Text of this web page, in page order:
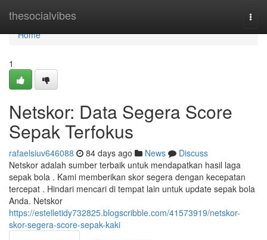
thesocialvibes
Home
Home
1
Netskor: Data Segera Score
Sepak Terfokus
rafaelsiuv646088 84 days ago News
Discuss
Netskor adalah sumber terbaik untuk mendapatkan hasil laga
sepak bola . Kami memberikan skor segera dengan kecepatan
tercepat . Hindari mencari di tempat lain untuk update sepak bola
Anda. Netskor
https://estelletidy732825.blogscribble.com/41573919/netskor-
skor-segera-score-sepak-kaki